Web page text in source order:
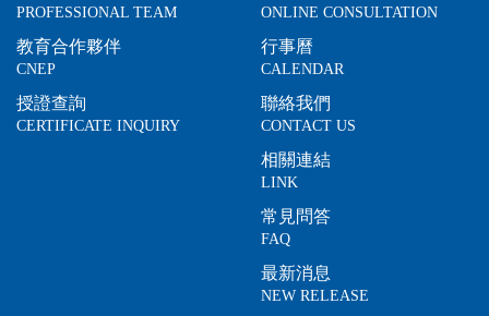
PROFESSIONAL TEAM
教育合作夥伴
CNEP
授證查詢
CERTIFICATE INQUIRY
ONLINE CONSULTATION
行事曆
CALENDAR
聯絡我們
CONTACT US
相關連結
LINK
常見問答
FAQ
最新消息
NEW RELEASE